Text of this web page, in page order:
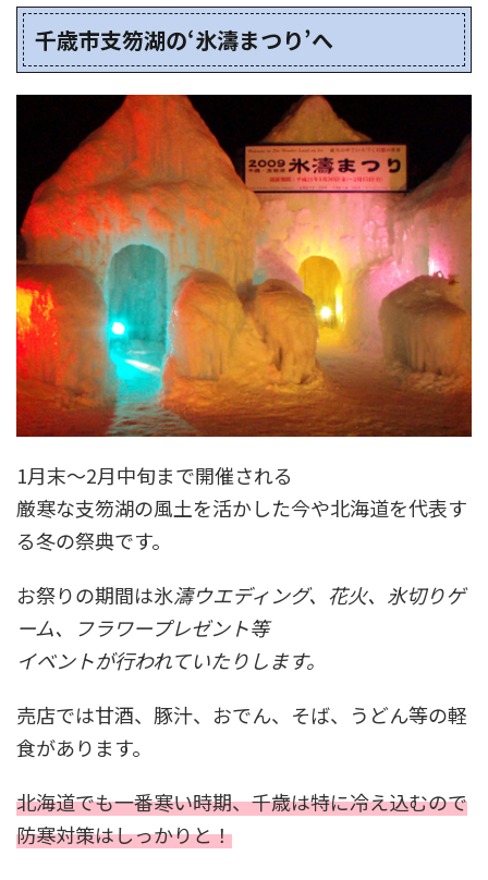
千歳市支笏湖の‘氷濤まつり’へ
1月末～2月中旬まで開催される
厳寒な支笏湖の風土を活かした今や北海道を代表す
る冬の祭典です。
お祭りの期間は氷濤ウエディング、花火、氷切りゲ
ーム、フラワープレゼント等
イベントが行われていたりします。
売店では甘酒、豚汁、おでん、そば、うどん等の軽
食があります。
北海道でも一番寒い時期、千歳は特に冷え込むので
防寒対策はしっかりと！